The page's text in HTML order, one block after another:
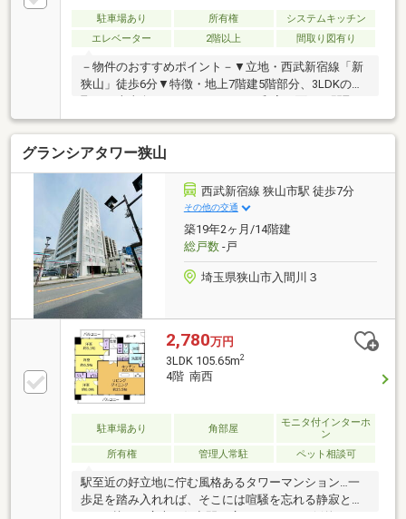
ン新規設置・ハウスクリーニング
駐車場あり 所有権
システムキッチン
エレベーター
2階以上 間取り図有り
－物件のおすすめポイント－▼立地・西武新宿線「新
狭山」徒歩6分▼特徴・地上7階建5階部分、3LDKの間
り・ご家族が集うLDKは合わせて約15.0帖・調理に集
中しやすい壁付けキッチン・和室・各洋室・廊下に収
納有り▼設備・3口コンロ・グリル付き・温水洗浄便
座▼周辺環境・いなげや新狭山駅前店 徒歩6分(約
440m)・中原公園 徒歩3分(約220m)・ファミリーマー
ト新狭山二丁目店 徒歩3分(約190m)■ ご希望の住まい
探しをお手伝いします ━━━━━・・・物件の詳細・
ご相談はお気軽にお問い合わせください。
グランシアタワー狭山
西武新宿線 狭山市駅 徒歩7分
その他の交通
築19年2ヶ月/14階建
総戸数-戸
埼玉県狭山市入間川３
2,780万円
3LDK 105.65m2
4階 南西
駐車場あり 角部屋
モニタ付インターホ
ン
所有権
管理人常駐 ペット相談可
駅至近の好立地に佇む風格あるタワーマンション…一
歩足を踏み入れれば、そこには喧騒を忘れる静寂と